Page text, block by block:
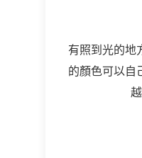
有照到光的地
的顏色可以自